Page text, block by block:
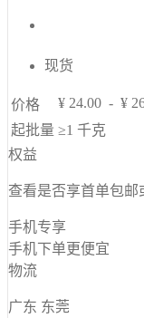
现货
价格 ¥ 24.00 - ¥
起批量 ≥1 千克
权益
查看是否享首单包邮
手机专享
手机下单更便宜
物流
广东 东莞